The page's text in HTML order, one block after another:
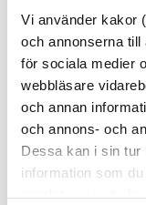
Vi använder kakor
och annonserna till
för sociala medier
webbläsare
och annan
och annons- och
Dessa kan i sin tur
information som
samlat in när du
Växande
Under 1980-talet
energibolag stora
band.
storstadens
särskilt på olja,
All ny planerad
elöverskott till låg